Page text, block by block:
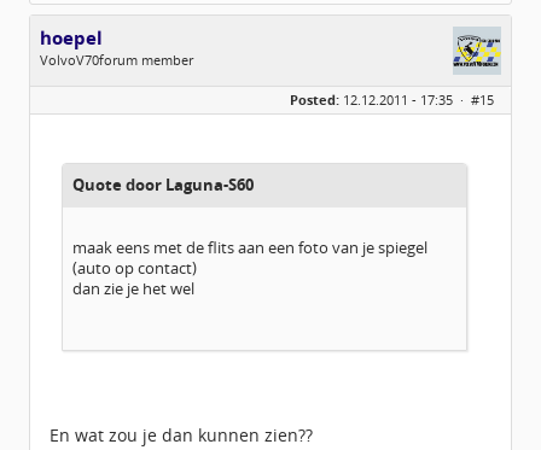
hoepel
VolvoV70forum member
Geslacht:
Leeftijd:
38
Posted: 12.12.2011 - 17:35 · #15
Quote door Laguna-S60
maak eens met de flits aan een foto van je spiegel
(auto op contact)
dan zie je het wel
En wat zou je dan kunnen zien??